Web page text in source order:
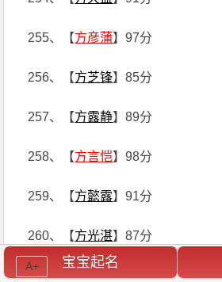
255、【方彦蒲】97分
256、【方芝锋】85分
257、【方露静】89分
258、【方言恺】98分
259、【方懿露】91分
260、【方光湛】87分
261、【方泓贤】99分
宝宝起名
A+